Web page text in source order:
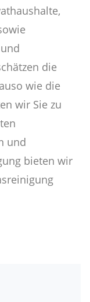
die
wie die
wir Sie zu
und
bieten wir